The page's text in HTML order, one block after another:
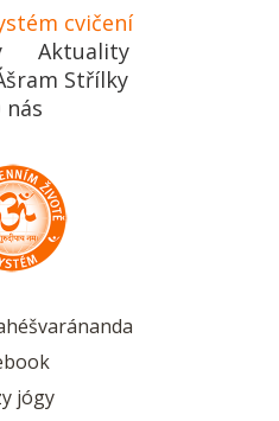
cvičení
Aktuality
Střílky
nás
jógy